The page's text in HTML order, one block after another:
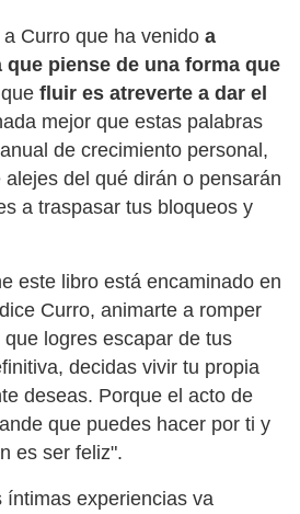
Curro que ha venidoa
que piense de una forma que
fluir es atreverte a dar el
mejor que estas palabras
de crecimiento personal,
del qué dirán o pensarán
a traspasar tus bloqueos y
este libro está encaminado en
Curro, animarte a romper
logres escapar de tus
decidas vivir tu propia
deseas. Porque el acto de
que puedes hacer por ti y
es ser feliz".
íntimas experiencias va